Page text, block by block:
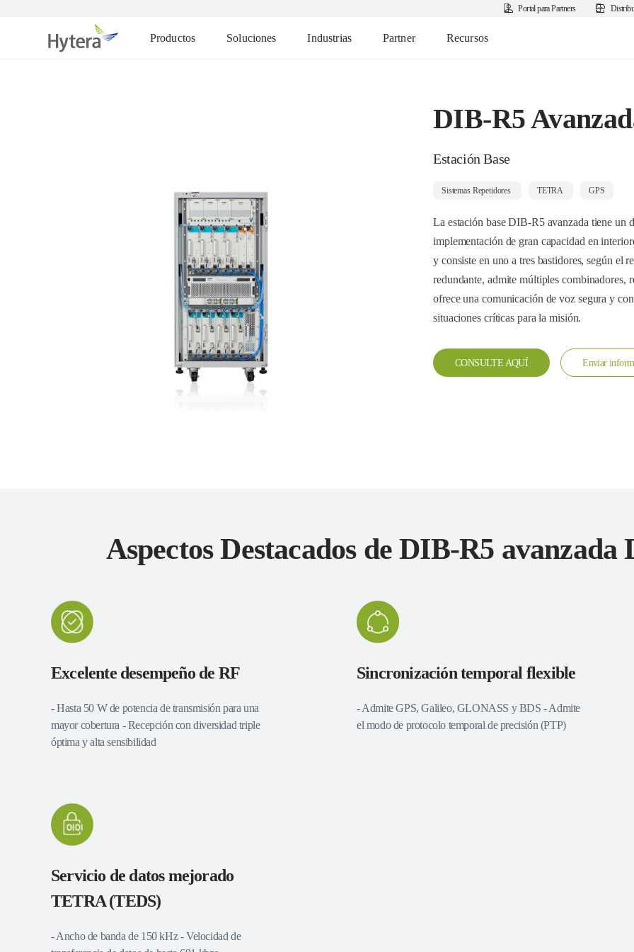
Portal para Partners
Productos Soluciones Industrias Partner Recursos
DIB-R5
Estación Base
Sistemas Repetidores TETRA GPS
La estación base DIB-R5 avanzada tiene un
implementación de gran capacidad en
y consiste en uno a tres bastidores, según el
redundante, admite múltiples
ofrece una comunicación de voz segura y
situaciones críticas para la misión.
CONSULTE AQUÍ Enviar
Aspectos Destacados de DIB-R5
Excelente desempeño de RF
- Hasta 50 W de potencia de transmisión para una
mayor cobertura - Recepción con diversidad triple
óptima y alta sensibilidad
Sincronización temporal flexible
- Admite GPS, Galileo, GLONASS y BDS - Admite
el modo de protocolo temporal de precisión (PTP)
Servicio de datos mejorado
TETRA (TEDS)
- Ancho de banda de 150 kHz - Velocidad de